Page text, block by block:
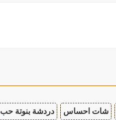
شات احساس دردشة بنوتة حب